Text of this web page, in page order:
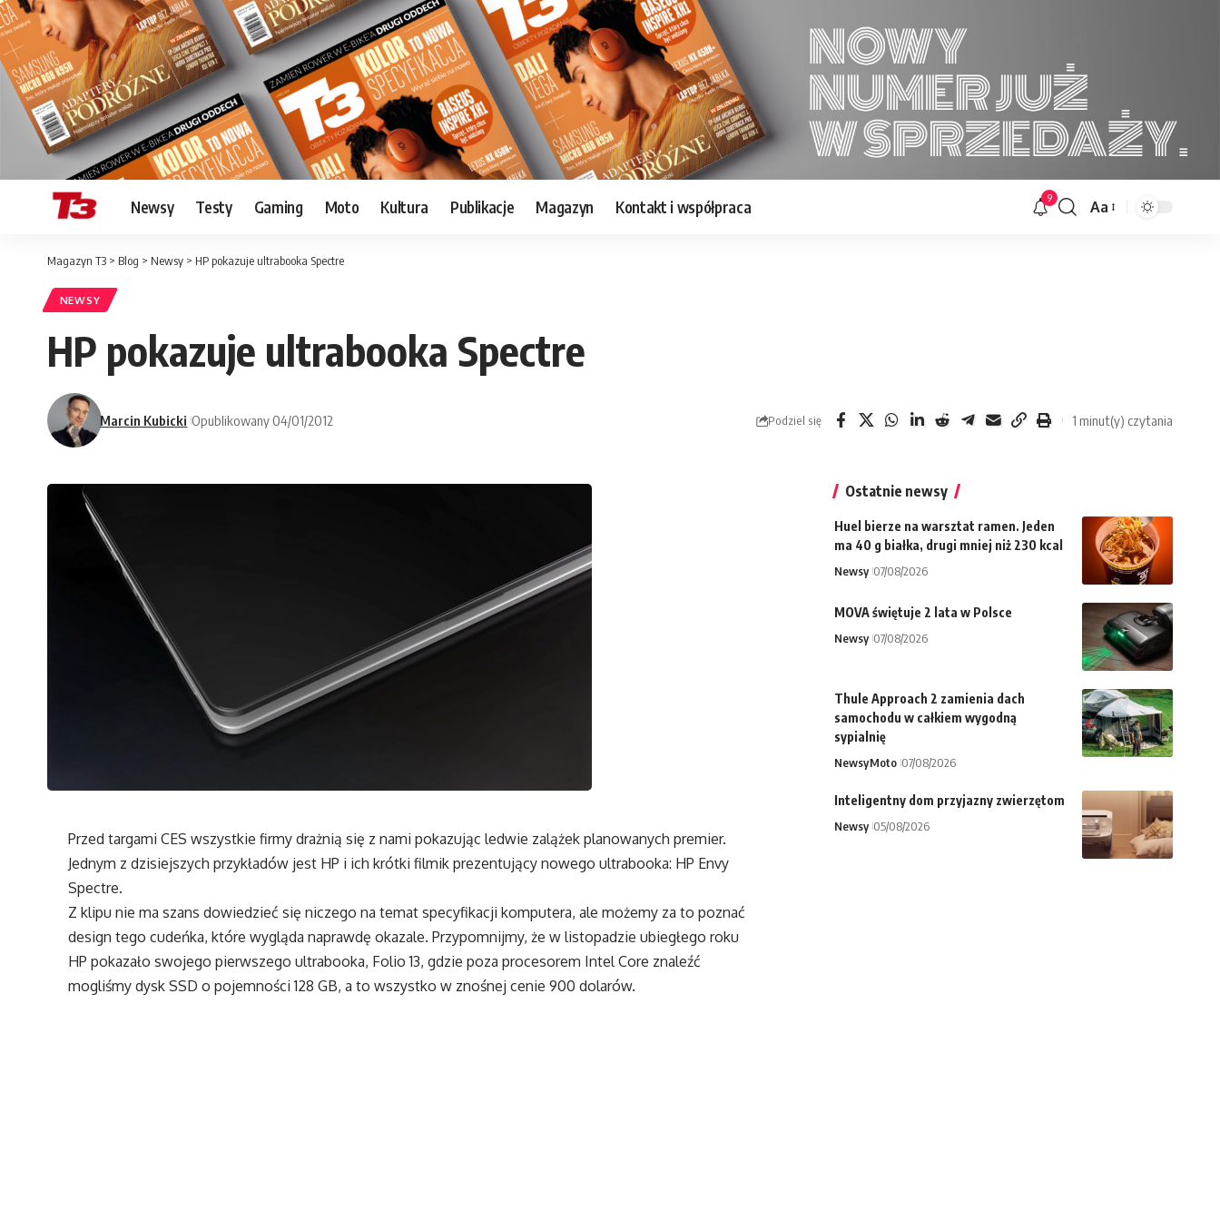
Newsy Testy Gaming Moto Kultura Publikacje Magazyn Kontakt i współpraca 9
Font
Aa
Magazyn T3 > Blog > Newsy > HP pokazuje ultrabooka Spectre
NEWSY
HP pokazuje ultrabooka Spectre
Marcin Kubicki Opublikowany 04/01/2012 Podziel się 1 minut(y) czytania
Przed targami CES wszystkie firmy drażnią się z nami pokazując ledwie zalążek planowanych premier.
Jednym z dzisiejszych przykładów jest HP i ich krótki filmik prezentujący nowego ultrabooka: HP Envy
Spectre.
Z klipu nie ma szans dowiedzieć się niczego na temat specyfikacji komputera, ale możemy za to poznać
design tego cudeńka, które wygląda naprawdę okazale. Przypomnijmy, że w listopadzie ubiegłego roku
HP pokazało swojego pierwszego ultrabooka, Folio 13, gdzie poza procesorem Intel Core znaleźć
mogliśmy dysk SSD o pojemności 128 GB, a to wszystko w znośnej cenie 900 dolarów.
Ostatnie newsy
Huel bierze na warsztat ramen. Jeden
ma 40 g białka, drugi mniej niż 230 kcal
Newsy 07/08/2026
MOVA świętuje 2 lata w Polsce
Newsy 07/08/2026
Thule Approach 2 zamienia dach
samochodu w całkiem wygodną
sypialnię
NewsyMoto 07/08/2026
Inteligentny dom przyjazny zwierzętom
Newsy 05/08/2026